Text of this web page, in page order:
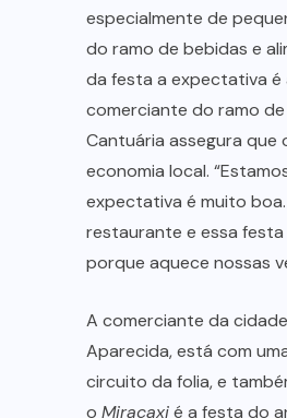
especialmente de
do ramo de bebidas e
da festa a expectativa é
comerciante do ramo
Cantuária assegura que
economia local.
expectativa é muito
restaurante e essa
porque aquece nossas
A comerciante da
Aparecida, está com
circuito da folia, e
o Miracaxié a festa do